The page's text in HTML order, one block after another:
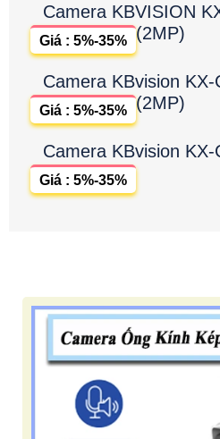
Camera KBVISION
(2MP)
Giá : 5%-35%
Camera KBvision KX-
(2MP)
Giá : 5%-35%
Camera KBvision
Giá : 5%-35%